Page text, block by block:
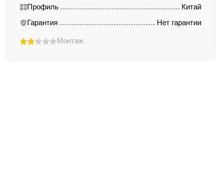
Профиль
Китай
Гарантия
Нет гарантии
Монтаж